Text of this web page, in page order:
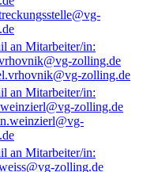
zolling.de